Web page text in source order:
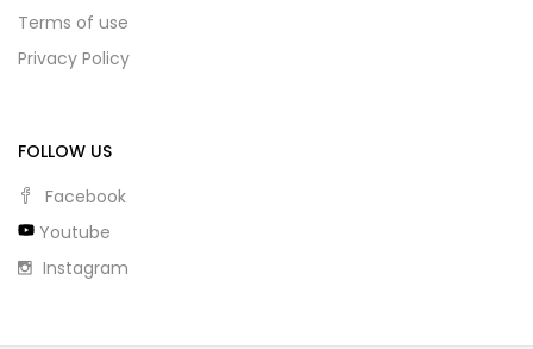
Terms of use
Privacy Policy
FOLLOW US
Facebook
Youtube
Instagram